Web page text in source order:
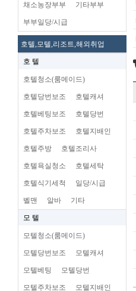
채소농장부부 기타부부
부부일당/시급
호텔,모텔,리조트,해외취업
호 텔
호텔청소(룸메이드)
호텔당번보조 호텔캐셔
호텔베팅보조 호텔당번
호텔주차보조 호텔지배인
호텔주방 호텔조리사
호텔욕실청소 호텔세탁
호텔식기세척 일당/시급
벨맨 알바 기타
모 텔
모텔청소(룸메이드)
모텔당번보조 모텔캐셔
모텔베팅 모텔당번
모텔주차보조 모텔지배인